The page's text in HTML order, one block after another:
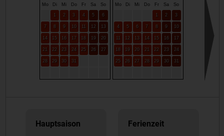
Mo Di Mi Do Fr Sa So
1 2 3 4 5 6
7 8 9 10 11 12 13
14 15 16 17 18 19 20
21 22 23 24 25 26 27
28 29 30 31
Mo Di Mi Do Fr Sa So
1 2 3
4 5 6 7 8 9 10
11 12 13 14 15 16 17
18 19 20 21 22 23 24
25 26 27 28 29 30 31
Hauptsaison Ferienzeit